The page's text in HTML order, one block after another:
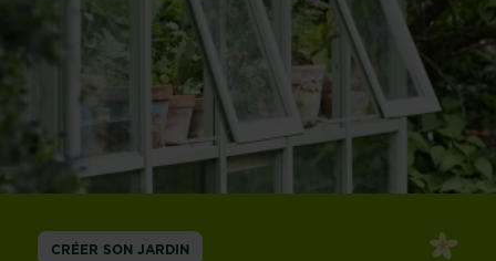
CRÉER SON JARDIN